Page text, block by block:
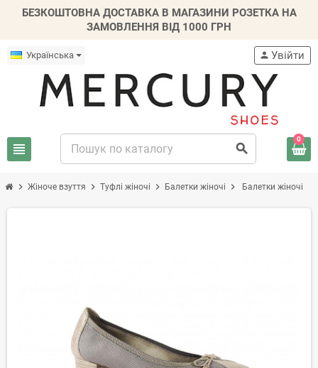
БЕЗКОШТОВНА ДОСТАВКА В МАГАЗИНИ РОЗЕТКА НА
ЗАМОВЛЕННЯ ВІД 1000 ГРН
Українська
view_headline search
person Увійти
0
chevron_right Жіноче взуття chevron_right Туфлі жіночі chevron_right Балетки жіночі chevron_right Балетки жіночі